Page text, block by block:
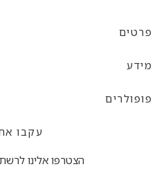
פרטים
מידע
פופולרים
עקבו
הצטרפו אלינו